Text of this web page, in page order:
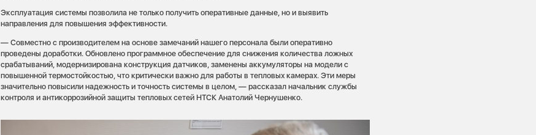
Эксплуатация системы позволила не только получить оперативные данные, но и выявить
направления для повышения эффективности.
— Совместно с производителем на основе замечаний нашего персонала были оперативно
проведены доработки. Обновлено программное обеспечение для снижения количества ложных
срабатываний, модернизирована конструкция датчиков, заменены аккумуляторы на модели с
повышенной термостойкостью, что критически важно для работы в тепловых камерах. Эти меры
значительно повысили надежность и точность системы в целом, — рассказал начальник службы
контроля и антикоррозийной защиты тепловых сетей НТСК Анатолий Чернушенко.